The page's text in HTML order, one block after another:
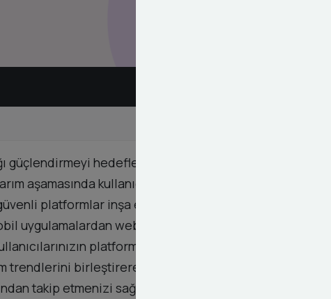
hedefler. Deneyimli yazılım ve
aşamasında kullanıcı davranışlarını
platformlar inşa ediyoruz. Sadece görsel bir
uygulamalardan web platformlarına kadar her
platformunuzda geçirdiği süreyi daha
trendlerini birleştirerek dijital dünyadaki rekabet
takip etmenizi sağlıyoruz. Dijital dönüşüm